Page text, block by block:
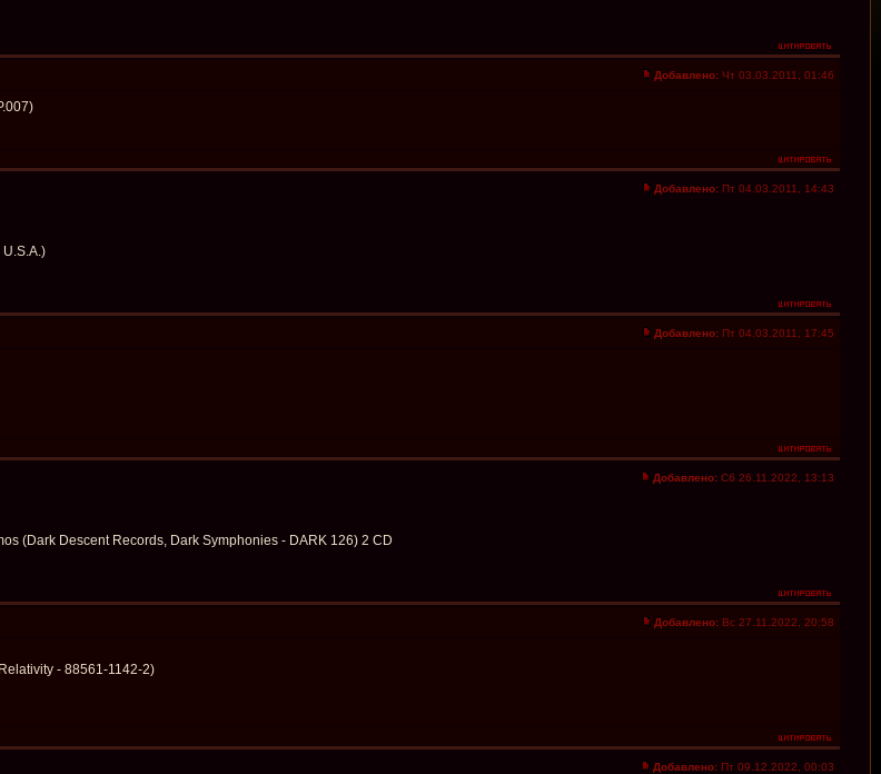
Добавлено: Чт 03.03.2011, 01:46
Добавлено: Пт 04.03.2011, 14:43
Добавлено: Пт 04.03.2011, 17:45
Добавлено: Сб 26.11.2022, 13:13
(Dark Descent Records, Dark Symphonies - DARK 126) 2 CD
Добавлено: Вс 27.11.2022, 20:58
- 88561-1142-2)
Добавлено: Пт 09.12.2022, 00:03